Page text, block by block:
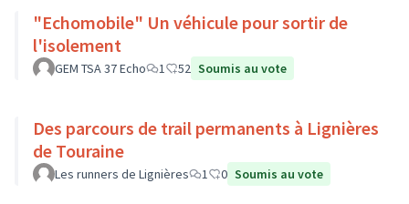
"Echomobile" Un véhicule pour sortir de
l'isolement
GEM TSA 37 Echo 1 52 Soumis au vote
Des parcours de trail permanents à Lignières
de Touraine
Les runners de Lignières 1 0 Soumis au vote